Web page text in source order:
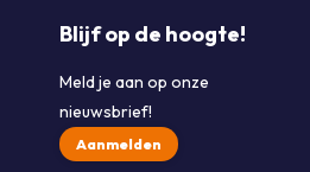
Blijf op de hoogte!
Meld je aan op onze
nieuwsbrief!
Aanmelden